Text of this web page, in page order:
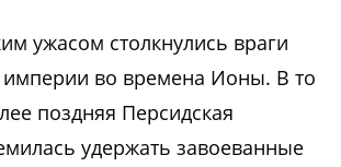
ужасом столкнулись враги
империи во времена Ионы. В то
поздняя Персидская
удержать завоеванные